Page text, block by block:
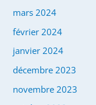
mars 2024
février 2024
janvier 2024
décembre 2023
novembre 2023